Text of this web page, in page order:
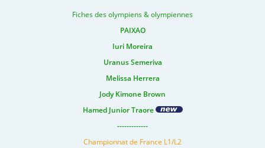
Fiches des olympiens & olympiennes
PAIXAO
Iuri Moreira
Uranus Semeriva
Melissa Herrera
Jody Kimone Brown
Hamed Junior Traore
-------------
Championnat de France L1/L2